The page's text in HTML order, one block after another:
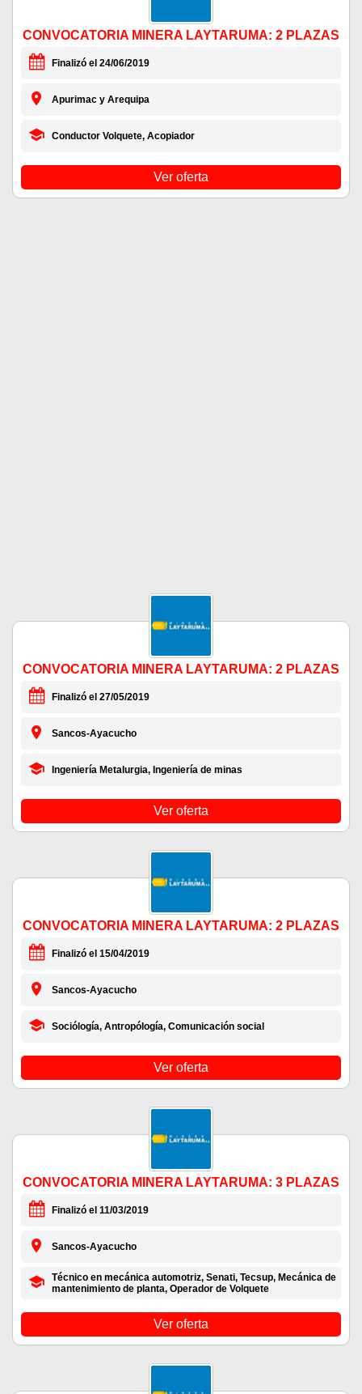
CONVOCATORIA MINERA LAYTARUMA: 2 PLAZAS
Finalizó el 24/06/2019
Apurimac y Arequipa
Conductor Volquete, Acopiador
Ver oferta
CONVOCATORIA MINERA LAYTARUMA: 2 PLAZAS
Finalizó el 27/05/2019
Sancos-Ayacucho
Ingeniería Metalurgia, Ingeniería de minas
Ver oferta
CONVOCATORIA MINERA LAYTARUMA: 2 PLAZAS
Finalizó el 15/04/2019
Sancos-Ayacucho
Sociólogía, Antropólogía, Comunicación social
Ver oferta
CONVOCATORIA MINERA LAYTARUMA: 3 PLAZAS
Finalizó el 11/03/2019
Sancos-Ayacucho
Técnico en mecánica automotriz, Senati, Tecsup, Mecánica de
mantenimiento de planta, Operador de Volquete
Ver oferta